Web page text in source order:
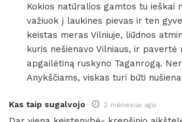
Kokios natūralios gamtos tu ieškai
važiuok į laukines pievas ir ten
keistas meras Vilniuje, liūdnos
kuris nešienavo Vilniaus, ir pavertė
apgailėtiną ruskyno Taganrogą.
Anykščiams, viskas turi būti
Kas taip sugalvojo 2 mėnesiai ago